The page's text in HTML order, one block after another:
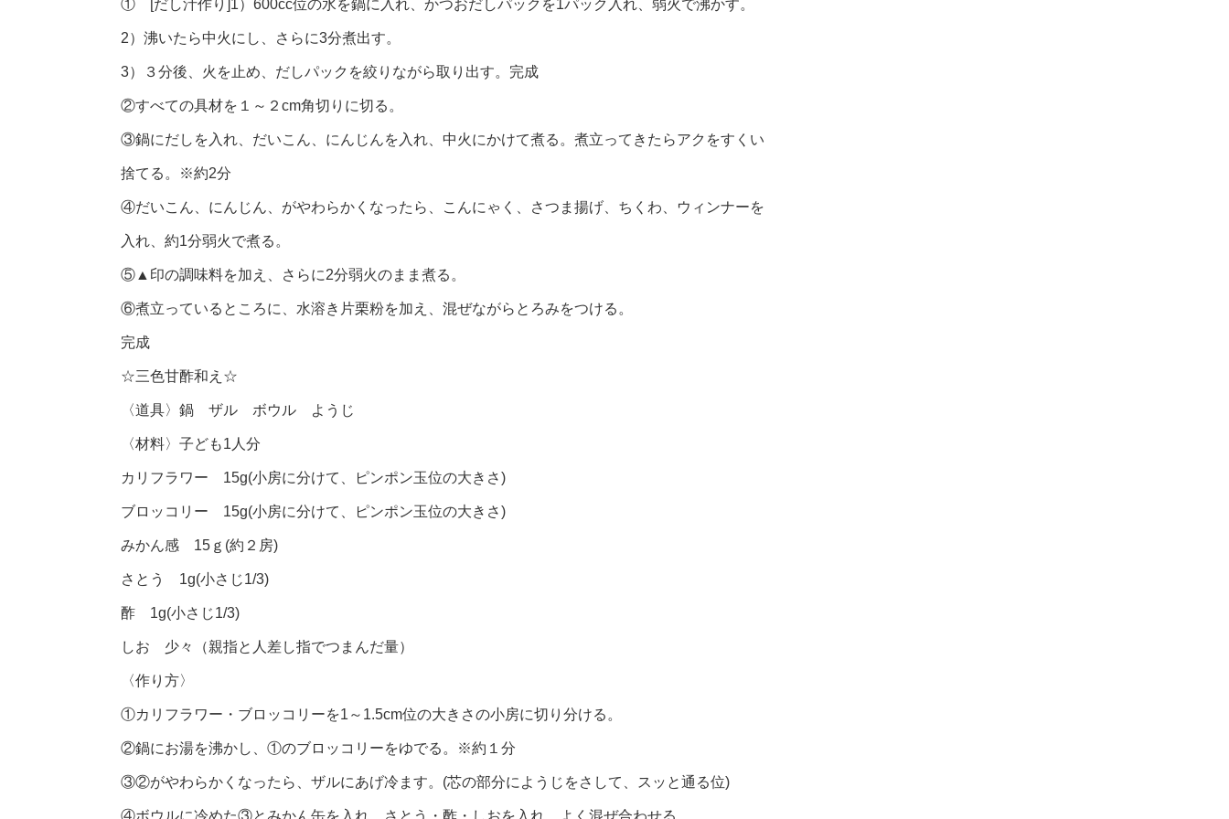
① [だし汁作り]1）600cc位の水を鍋に入れ、かつおだしパックを1パック入れ、弱火で沸かす。
2）沸いたら中火にし、さらに3分煮出す。
3）３分後、火を止め、だしパックを絞りながら取り出す。完成
②すべての具材を１～２cm角切りに切る。
③鍋にだしを入れ、だいこん、にんじんを入れ、中火にかけて煮る。煮立ってきたらアクをすくい
捨てる。※約2分
④だいこん、にんじん、がやわらかくなったら、こんにゃく、さつま揚げ、ちくわ、ウィンナーを
入れ、約1分弱火で煮る。
⑤▲印の調味料を加え、さらに2分弱火のまま煮る。
⑥煮立っているところに、水溶き片栗粉を加え、混ぜながらとろみをつける。
完成
☆三色甘酢和え☆
〈道具〉鍋 ザル ボウル ようじ
〈材料〉子ども1人分
カリフラワー 15g(小房に分けて、ピンポン玉位の大きさ)
ブロッコリー 15g(小房に分けて、ピンポン玉位の大きさ)
みかん感 15ｇ(約２房)
さとう 1g(小さじ1/3)
酢 1g(小さじ1/3)
しお 少々（親指と人差し指でつまんだ量）
〈作り方〉
①カリフラワー・ブロッコリーを1～1.5cm位の大きさの小房に切り分ける。
②鍋にお湯を沸かし、①のブロッコリーをゆでる。※約１分
③②がやわらかくなったら、ザルにあげ冷ます。(芯の部分にようじをさして、スッと通る位)
④ボウルに冷めた③とみかん缶を入れ、さとう・酢・しおを入れ、よく混ぜ合わせる。